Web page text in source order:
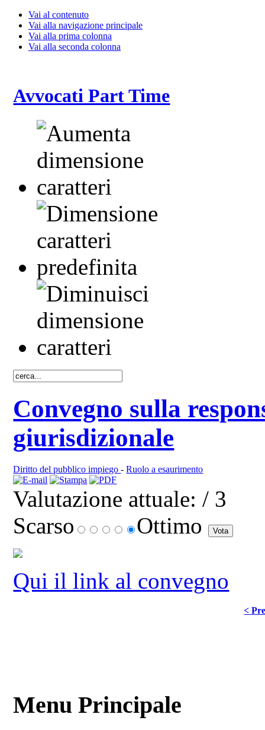
Vai al contenuto
Vai alla navigazione principale
Vai alla prima colonna
Vai alla seconda colonna
Avvocati Part Time
Convegno sulla
giurisdizionale
Diritto del pubblico impiego-Ruolo a esaurimento
Valutazione attuale: / 3
Scarso
Ottimo
Qui il link al convegno
<
Menu Principale